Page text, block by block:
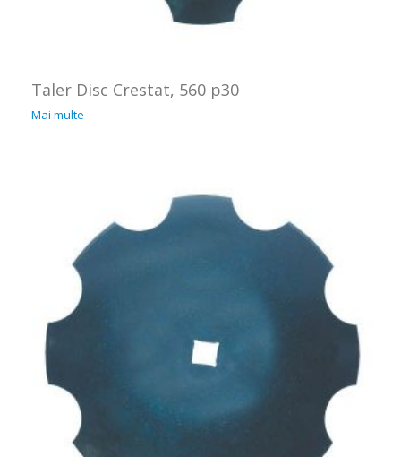
Taler Disc Crestat, 560 p30
Mai multe